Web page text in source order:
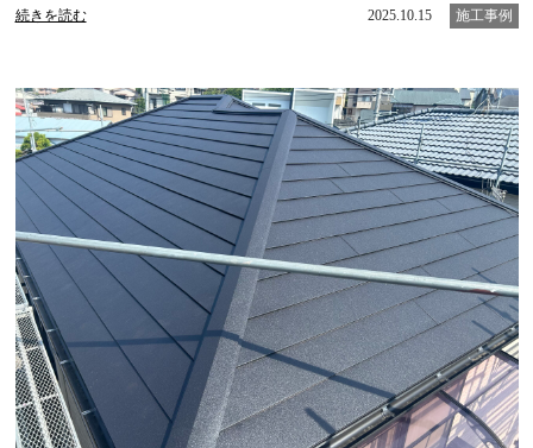
続きを読む 2025.10.15 施工事例